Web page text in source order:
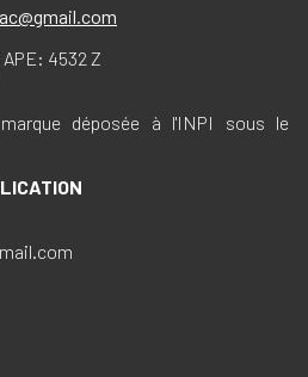
4532 Z
déposée à l'INPI sous le